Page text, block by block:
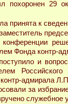
29
принята к
Фонда контр-
и
адмирала
за
служебное